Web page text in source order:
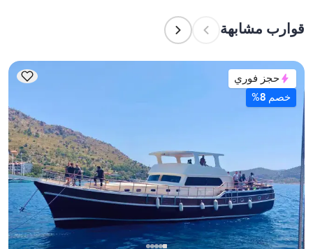
للإيجارات اليومية، فتنطبق سعة الإبحار.
قوارب مشابهة
حجز فوري
خصم 8%